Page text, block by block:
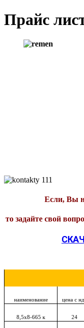
Прайс
Если, Вы
то задайте свой
наименование цена с
8,5x8-665 к 24